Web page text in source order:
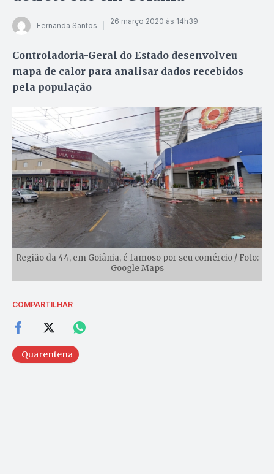
Fernanda Santos 26 março 2020 às 14h39
Controladoria-Geral do Estado desenvolveu
mapa de calor para analisar dados recebidos
pela população
Região da 44, em Goiânia, é famoso por seu comércio / Foto:
Google Maps
COMPARTILHAR
Quarentena